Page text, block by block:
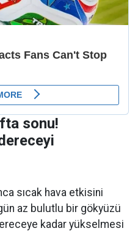
sonu!
sıcak hava etkisini
az bulutlu bir gökyüzü
kadar yükselmesi